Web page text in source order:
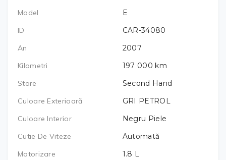
Model
E
ID
CAR-34080
An
2007
Kilometri
197 000 km
Stare
Second Hand
Culoare Exterioară
GRI PETROL
Culoare Interior
Negru Piele
Cutie De Viteze
Automată
Motorizare
1.8 L